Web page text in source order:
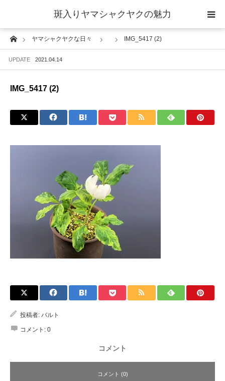
斑入りヤマシャクヤクの魅力
Homeヤマシャクヤクな日々 IMG_5417 (2)
UPDATE 2021.04.14
IMG_5417 (2)
投稿者: バルト
コメント: 0
コメント
コメント (0)
当サイトについて
斑入りヤマシャクヤクの魅力 ギャラリー